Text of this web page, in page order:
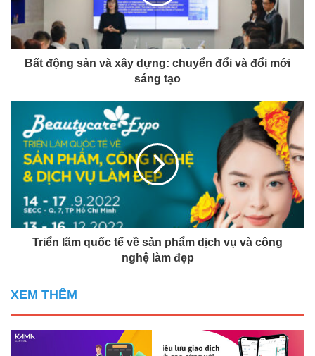
Bất động sản và xây dựng: chuyển đổi và đổi mới
sáng tạo
Triển lãm quốc tế về sản phẩm dịch vụ và công
nghệ làm đẹp
XEM THÊM